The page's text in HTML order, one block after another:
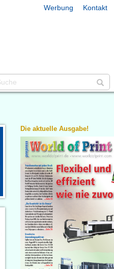
Werbung Kontakt
Die aktuelle Ausgabe!